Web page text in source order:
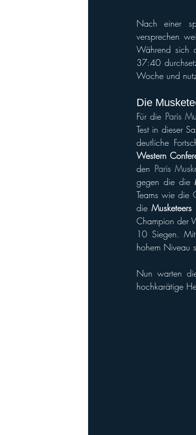
Nach einer
versprechen
Während sich
37:40
Woche und
Die
Für die Paris
Test in dieser
deutliche
Western
den Paris
gegen die die
Teams wie die
die Musketeers
Champion der
10 Siegen.
hohem Niveau
Nun warten
hochkarätige